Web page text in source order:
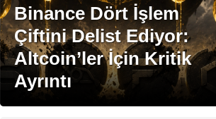
Binance Dört İşlem
Çiftini Delist Ediyor:
Altcoin’ler İçin Kritik
Ayrıntı